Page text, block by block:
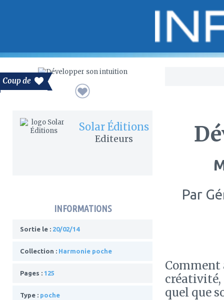
Coup de
Solar Éditions
Editeurs
INFORMATIONS
Sortie le : 20/02/14
Collection : Harmonie poche
Pages : 125
Type : poche
Par
Comment
créativité,
quel que